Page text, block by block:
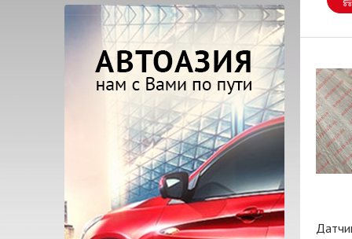
Диск тормозной
Жидкость тормозная
Капот
Клапана
Колодки
Кольца поршневые
Масло моторное
AUTLOG
BCGUMA
BLUE PRINT
BREMBO
CASTROL
CHERY
CORTECO